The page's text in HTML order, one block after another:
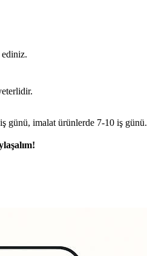
günü, imalat ürünlerde 7-10 iş günü.